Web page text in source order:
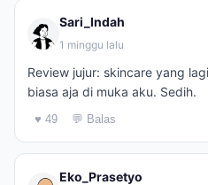
Sari_Indah
1 minggu lalu
Review jujur: skincare yang
biasa aja di muka aku. Sedih.
♥ 49 💬 Balas
Eko_Prasetyo